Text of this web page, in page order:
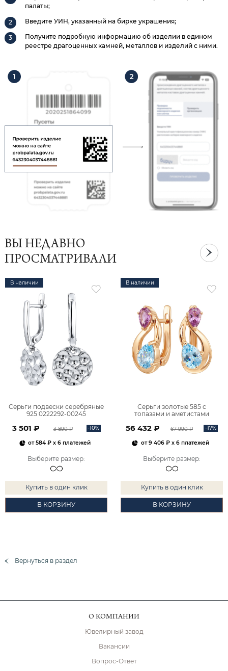
палаты;
Введите УИН, указанный на бирке украшения;
Получите подробную информацию об изделии в едином
реестре драгоценных камней, металлов и изделий с ними.
ВЫ НЕДАВНО
ПРОСМАТРИВАЛИ
В наличии
Серьги подвески серебряные
925 0222292-00245
3 501 ₽ 3 890 ₽ -10%
от584 ₽ x 6 платежей
Выберите размер:
Купить в один клик
В КОРЗИНУ
В наличии
Серьги золотые 585 с
топазами и аметистами
56 432 ₽ 67 990 ₽ -17%
от9 406 ₽x 6 платежей
Выберите размер:
Купить в один клик
В КОРЗИНУ
Вернуться в раздел
О КОМПАНИИ
Ювелирный завод
Вакансии
Вопрос-Ответ